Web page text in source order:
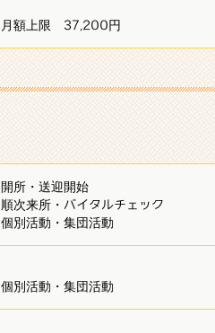
月額上限 37,200円
開所・送迎開始
順次来所・バイタルチェック
個別活動・集団活動
個別活動・集団活動